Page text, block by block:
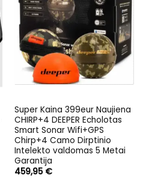
Super Kaina 399eur Naujiena
CHIRP+4 DEEPER Echolotas
Smart Sonar Wifi+GPS
Chirp+4 Camo Dirptinio
Intelekto valdomas 5 Metai
Garantija
459,95 €